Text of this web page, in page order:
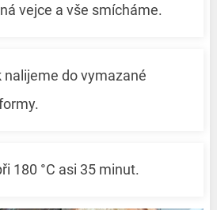
vejce a vše smícháme.
nalijeme do vymazané
180 °C asi 35 minut.